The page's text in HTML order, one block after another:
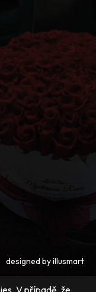
designed byillusmart
V případě, že